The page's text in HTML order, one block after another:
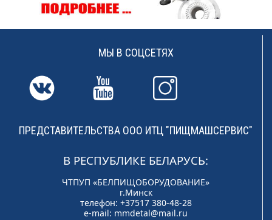
МЫ В СОЦСЕТЯХ
ПРЕДСТАВИТЕЛЬСТВА ООО ИТЦ "ПИЩМАШСЕРВИС"
В РЕСПУБЛИКЕ БЕЛАРУСЬ:
ЧТПУП «БЕЛПИЩОБОРУДОВАНИЕ»
г.Минск
телефон: +37517 380-48-28
e-mail: mmdetal@mail.ru